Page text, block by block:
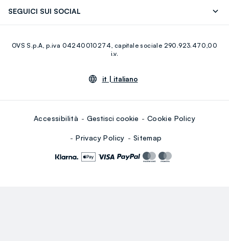
Giftcard
SEGUICI SUI SOCIAL
Youtube Linkedin
OVS S.p.A, p.iva 04240010274, capitale sociale 290.923.470,00
i.v.
it | italiano
Accessibilità Gestisci cookie Cookie Policy
Privacy Policy Sitemap